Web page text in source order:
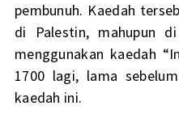
pembunuh. Kaedah
di Palestin, mahupun
menggunakan kaedah
1700 lagi, lama
kaedah ini.